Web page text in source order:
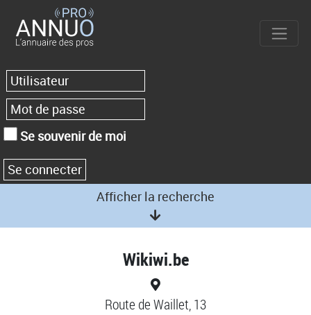
Se souvenir de moi
Afficher la recherche
Wikiwi.be
Route de Waillet, 13